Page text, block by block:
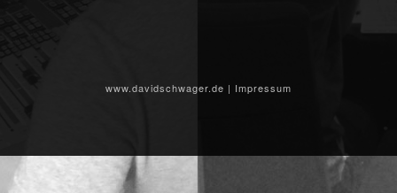
www.davidschwager.de | Impressum